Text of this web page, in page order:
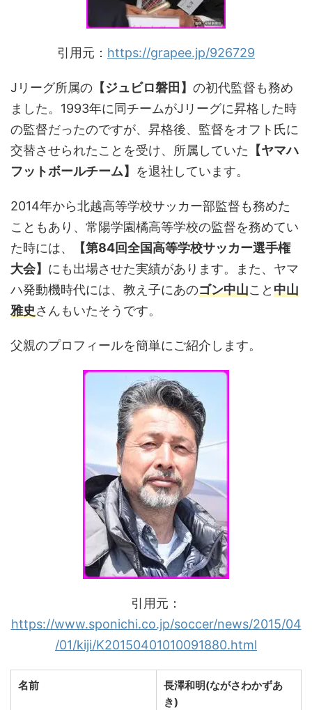
引用元： https://grapee.jp/926729
Jリーグ所属の 【ジュビロ磐田】 の初代監督も務め
ました。1993年に同チームがJリーグに昇格した時
の監督だったのですが、昇格後、監督をオフト氏に
交替させられたことを受け、所属していた 【ヤマハ
フットボールチーム】 を退社しています。
2014年から北越高等学校サッカー部監督も務めた
こともあり、常陽学園橘高等学校の監督を務めてい
た時には、
【第84回全国高等学校サッカー選手権
大会】 にも出場させた実績があります。また、ヤマ
ハ発動機時代には、教え子にあのゴン中山こと中山
雅史さんもいたそうです。
父親のプロフィールを簡単にご紹介します。
引用元：
https://www.sponichi.co.jp/soccer/news/2015/04
/01/kiji/K20150401010091880.html
名前
長澤和明(ながさわかずあ
き)